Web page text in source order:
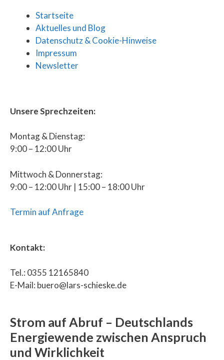
Startseite
Aktuelles und Blog
Datenschutz & Cookie-Hinweise
Impressum
Newsletter
Unsere Sprechzeiten:
Montag & Dienstag:
9:00 – 12:00 Uhr
Mittwoch & Donnerstag:
9:00 – 12:00 Uhr | 15:00 – 18:00 Uhr
Termin auf Anfrage
Kontakt:
Tel.: 0355 12165840
E-Mail: buero@lars-schieske.de
Strom auf Abruf – Deutschlands
Energiewende zwischen Anspruch
und Wirklichkeit